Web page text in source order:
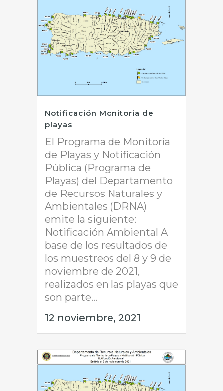
Notificación Monitoria de
playas
El Programa de Monitoría
de Playas y Notificación
Pública (Programa de
Playas) del Departamento
de Recursos Naturales y
Ambientales (DRNA)
emite la siguiente:
Notificación Ambiental A
base de los resultados de
los muestreos del 8 y 9 de
noviembre de 2021,
realizados en las playas que
son parte...
12 noviembre, 2021